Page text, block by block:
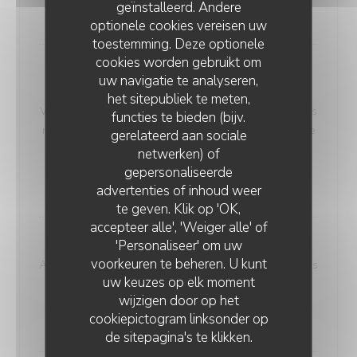
geïnstalleerd. Andere
optionele cookies vereisen uw
toestemming. Deze optionele
cookies worden gebruikt om
uw navigatie te analyseren,
het sitepubliek te meten,
functies te bieden (bijv.
gerelateerd aan sociale
netwerken) of
gepersonaliseerde
advertenties of inhoud weer
te geven. Klik op 'OK,
accepteer alle', 'Weiger alle' of
'Personaliseer' om uw
voorkeuren te beheren. U kunt
uw keuzes op elk moment
wijzigen door op het
cookiepictogram linksonder op
de sitepagina's te klikken.
32,00 EUR
Nocturne n°20 - 2024 - Domaine Terre des
Mages
Vin de France - Merlot, Carignan noir - Élévé sur l’opus
n°20 de Chopin - Robe violine - Notes de fraises et de
mûres, poivre blanc et laurier
Allergenenlijst
30,00 EUR
Coing’cidence - 2022 - Mas Nicolas
AOP Faugères - Carignan, Syrah Robe pourpre - Notes
de cuir, de pruneaux et de violette
Allergenenlijst
37,00 EUR